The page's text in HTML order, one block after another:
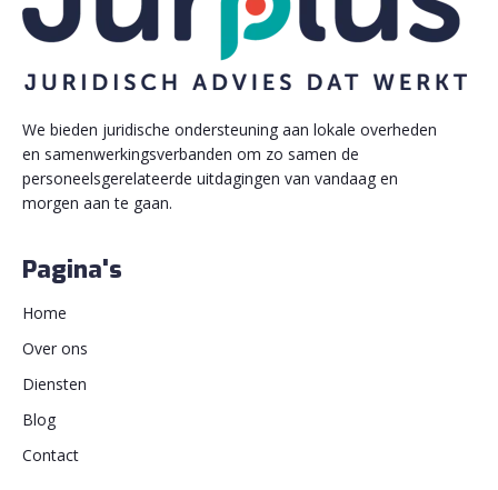
We bieden juridische ondersteuning aan lokale overheden
en samenwerkingsverbanden om zo samen de
personeelsgerelateerde uitdagingen van vandaag en
morgen aan te gaan.
Pagina's
Home
Over ons
Diensten
Blog
Contact